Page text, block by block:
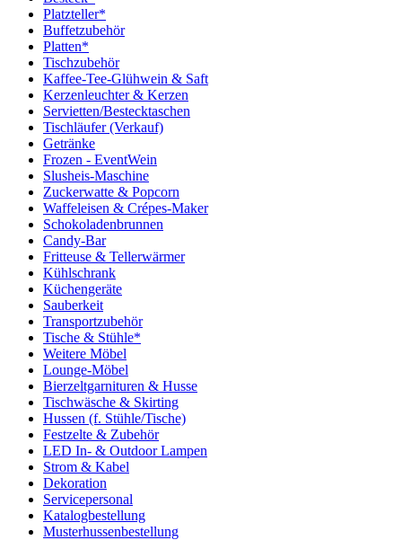
Platzteller*
Buffetzubehör
Platten*
Tischzubehör
Kaffee-Tee-Glühwein & Saft
Kerzenleuchter & Kerzen
Servietten/Bestecktaschen
Tischläufer (Verkauf)
Getränke
Frozen - EventWein
Slusheis-Maschine
Zuckerwatte & Popcorn
Waffeleisen & Crépes-Maker
Schokoladenbrunnen
Candy-Bar
Fritteuse & Tellerwärmer
Kühlschrank
Küchengeräte
Sauberkeit
Transportzubehör
Tische & Stühle*
Weitere Möbel
Lounge-Möbel
Bierzeltgarnituren & Husse
Tischwäsche & Skirting
Hussen (f. Stühle/Tische)
Festzelte & Zubehör
LED In- & Outdoor Lampen
Strom & Kabel
Dekoration
Servicepersonal
Katalogbestellung
Musterhussenbestellung